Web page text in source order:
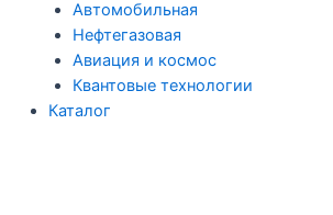
Автомобильная
Нефтегазовая
Авиация и космос
Квантовые технологии
Каталог